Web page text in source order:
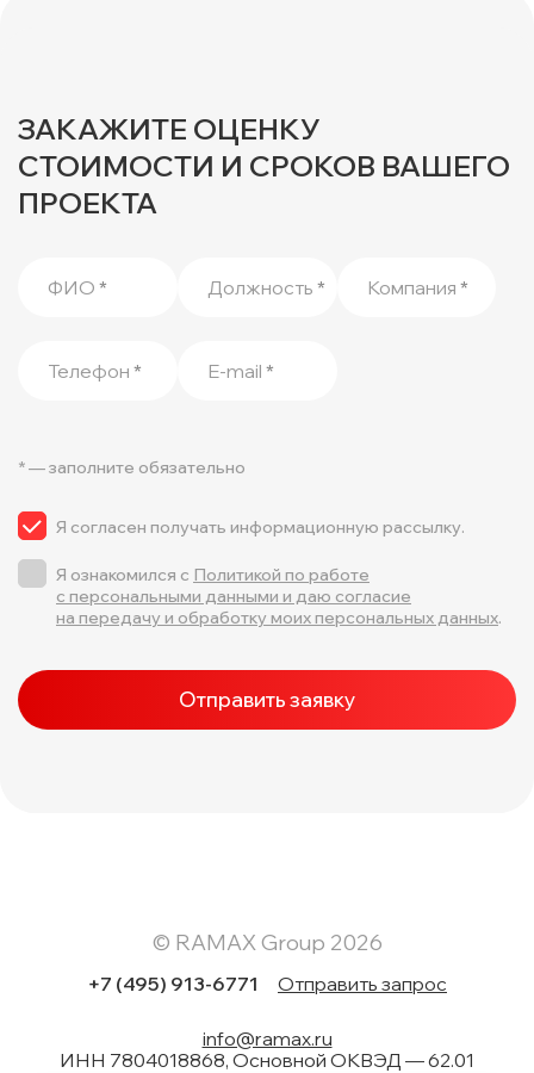
ЗАКАЖИТЕ ОЦЕНКУ
СТОИМОСТИ И СРОКОВ ВАШЕГО
ПРОЕКТА
ФИО * Должность * Компания *
Телефон * E-mail *
* — заполните обязательно
Я согласен получать информационную рассылку.
Я ознакомился с Политикой по работе
с персональными данными и даю согласие
на передачу и обработку моих персональных данных.
Отправить заявку
© RAMAX Group 2026
+7 (495) 913-6771 Отправить запрос
info@ramax.ru
ИНН 7804018868, Основной ОКВЭД — 62.01